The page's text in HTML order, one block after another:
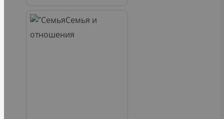
Семья и
отношения